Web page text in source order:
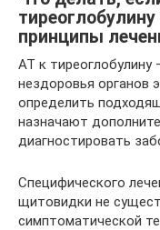
принципы
АТ к тиреоглобулину
нездоровья органов
определить
назначают
диагностировать
Специфического
щитовидки не
симптоматической